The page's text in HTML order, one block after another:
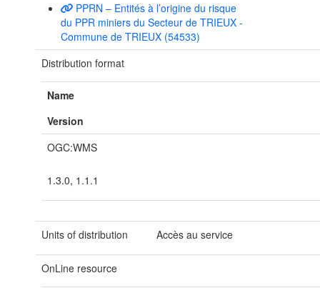
PPRN – Entités à l’origine du risque
du PPR miniers du Secteur de TRIEUX -
Commune de TRIEUX (54533)
Distribution format
Name
Version
OGC:WMS
1.3.0, 1.1.1
Units of distribution Accès au service
OnLine resource